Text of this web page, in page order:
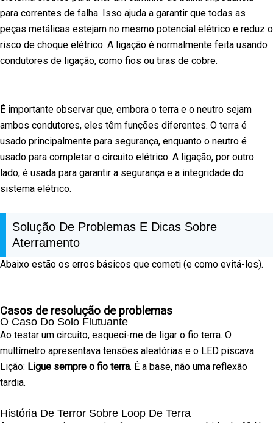
para correntes de falha. Isso ajuda a garantir que todas as
peças metálicas estejam no mesmo potencial elétrico e reduz o
risco de choque elétrico. A ligação é normalmente feita usando
condutores de ligação, como fios ou tiras de cobre.
É importante observar que, embora o terra e o neutro sejam
ambos condutores, eles têm funções diferentes. O terra é
usado principalmente para segurança, enquanto o neutro é
usado para completar o circuito elétrico. A ligação, por outro
lado, é usada para garantir a segurança e a integridade do
sistema elétrico.
Solução De Problemas E Dicas Sobre
Aterramento
Abaixo estão os erros básicos que cometi (e como evitá-los).
Casos de resolução de problemas
O Caso Do Solo Flutuante
Ao testar um circuito, esqueci-me de ligar o fio terra. O
multímetro apresentava tensões aleatórias e o LED piscava.
Lição: Ligue sempre o fio terra. É a base, não uma reflexão
tardia.
História De Terror Sobre Loop De Terra